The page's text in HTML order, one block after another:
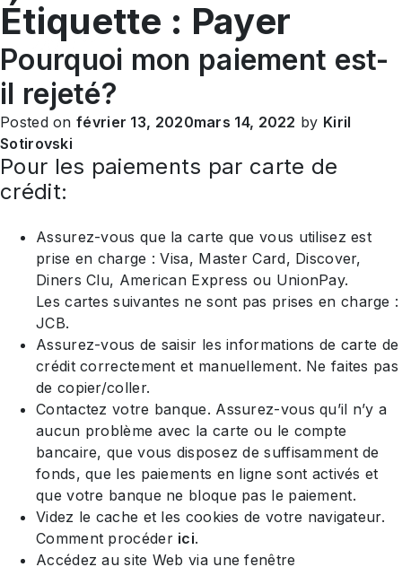
Étiquette : Payer
Pourquoi mon paiement est-
il rejeté?
Posted on février 13, 2020mars 14, 2022 by Kiril
Sotirovski
Pour les paiements par carte de
crédit:
Assurez-vous que la carte que vous utilisez est
prise en charge : Visa, Master Card, Discover,
Diners Clu, American Express ou UnionPay.
Les cartes suivantes ne sont pas prises en charge :
JCB.
Assurez-vous de saisir les informations de carte de
crédit correctement et manuellement. Ne faites pas
de copier/coller.
Contactez votre banque. Assurez-vous qu’il n’y a
aucun problème avec la carte ou le compte
bancaire, que vous disposez de suffisamment de
fonds, que les paiements en ligne sont activés et
que votre banque ne bloque pas le paiement.
Videz le cache et les cookies de votre navigateur.
Comment procéder ici.
Accédez au site Web via une fenêtre